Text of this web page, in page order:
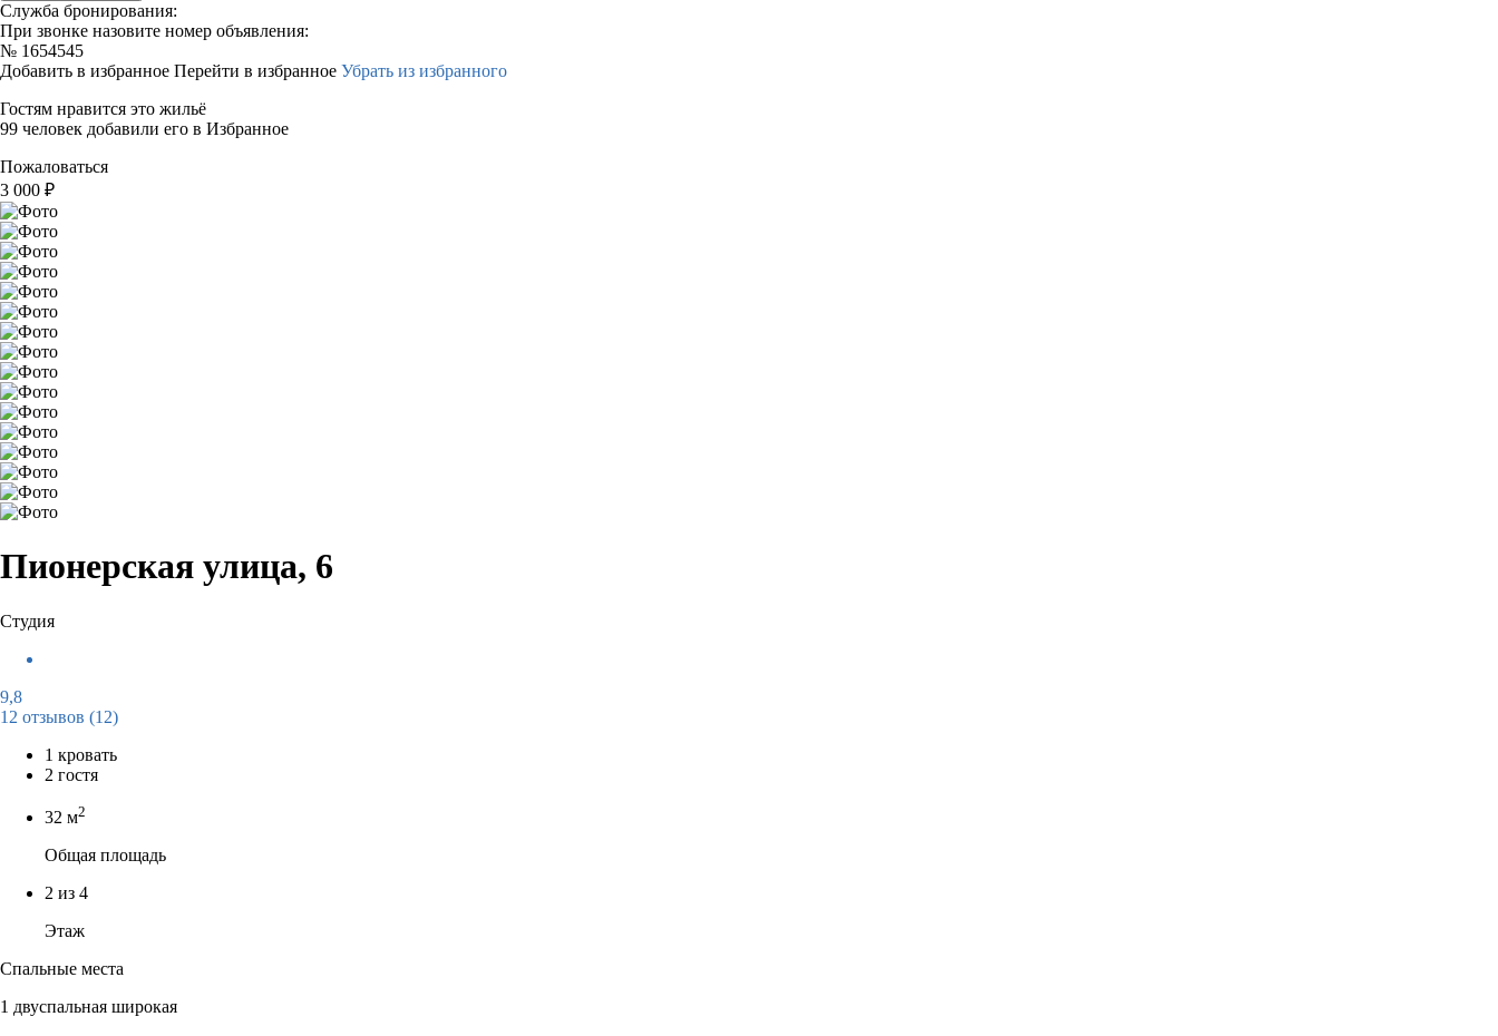
Служба бронирования:
При звонке назовите номер объявления:
№ 1654545
Добавить в избранное Перейти в избранное Убрать из избранного
Гостям нравится это жильё
99 человек добавили его в Избранное
Пожаловаться
3 000 ₽
Пионерская улица, 6
Студия
9,8
12 отзывов (12)
1 кровать
2 гостя
32 м2
Общая площадь
2 из 4
Этаж
Спальные места
1 двуспальная широкая